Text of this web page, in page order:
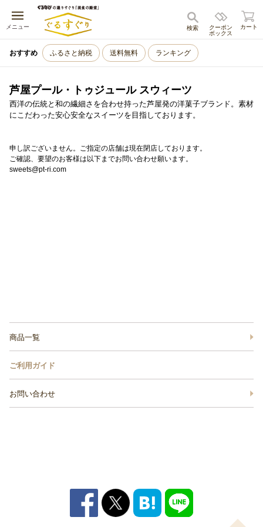
メニュー
キャンセル
クーポン
ボックス
検索 カート
おすすめ ふるさと納税 送料無料 ランキング
芦屋プール・トゥジュール スウィーツ
西洋の伝統と和の繊細さを合わせ持った芦屋発の洋菓子ブランド。素材
にこだわった安心安全なスイーツを目指しております。
申し訳ございません。ご指定の店舗は現在閉店しております。
ご確認、要望のお客様は以下までお問い合わせ願います。
sweets@pt-ri.com
商品一覧
ご利用ガイド
お問い合わせ